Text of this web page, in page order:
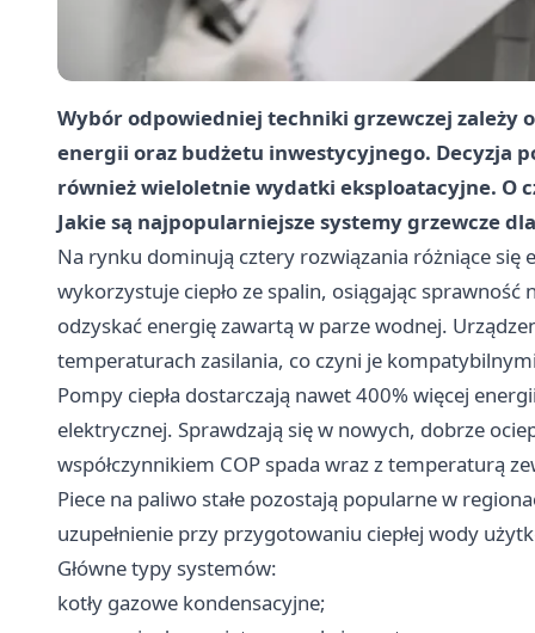
Wybór odpowiedniej techniki grzewczej zależy
energii oraz budżetu inwestycyjnego. Decyzja
również wieloletnie wydatki eksploatacyjne. O
Jakie są najpopularniejsze systemy grzewcze
Na rynku dominują cztery rozwiązania różniące się
wykorzystuje ciepło ze spalin, osiągając
odzyskać energię zawartą w parze wodnej.
temperaturach zasilania, co czyni je
Pompy ciepła dostarczają nawet 400% więcej
elektrycznej. Sprawdzają się w nowych, dobrze
współczynnikiem COP spada wraz z temperaturą
Piece na paliwo stałe pozostają popularne w
uzupełnienie przy przygotowaniu ciepłej wody
Główne typy systemów:
kotły gazowe kondensacyjne;